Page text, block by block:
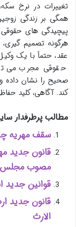
تغییرات در نرخ
همگی بر زندگی
پیچیدگی های
هرگونه تصمیم
عقد، حتماً با یک
حقوقی مجرب می
صحیح را نشان داده
کند. آگاهی، کلید
مطالب پرطرفدار
سقف مهریه
مصوب مجلس
قوانین جدید انحصار
قانون جدید
الارث